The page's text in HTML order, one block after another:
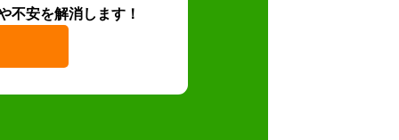
不安を解消します！